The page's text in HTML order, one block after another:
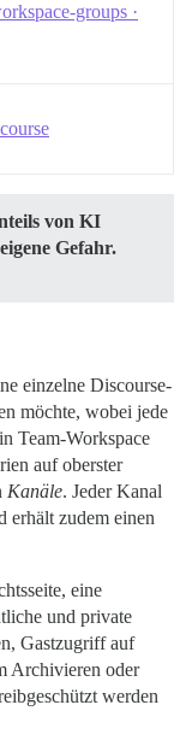
groups ·
von KI
Gefahr.
einzelne Discourse-
möchte, wobei jede
Team-Workspace
auf oberster
Kanäle. Jeder Kanal
erhält zudem einen
eine
und private
Gastzugriff auf
Archivieren oder
werden